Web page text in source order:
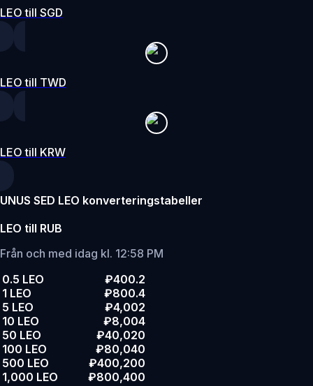
LEO till SGD
LEO till TWD
LEO till KRW
UNUS SED LEO konverteringstabeller
LEO till RUB
Från och med idag kl. 12:58 PM
0.5 LEO
₽400.2
1 LEO
₽800.4
5 LEO
₽4,002
10 LEO
₽8,004
50 LEO
₽40,020
100 LEO
₽80,040
500 LEO
₽400,200
1,000 LEO
₽800,400